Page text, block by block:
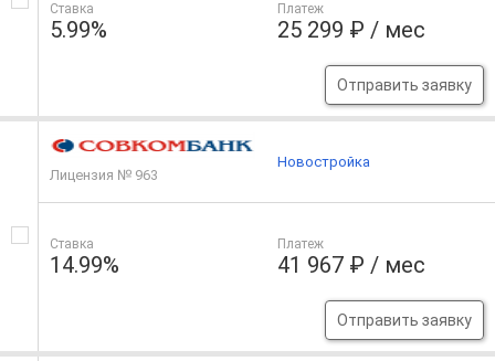
Ставка
5.99%
Платеж
25 299 ₽ / мес
Отправить заявку
Лицензия № 963
Ставка
14.99%
Платеж
41 967 ₽ / мес
Отправить заявку
Новостройка